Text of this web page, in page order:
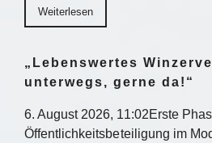
Weiterlesen
„Lebenswertes
unterwegs, gerne da!“
6. August 2026, 11:02Erste
Öffentlichkeitsbeteiligung im